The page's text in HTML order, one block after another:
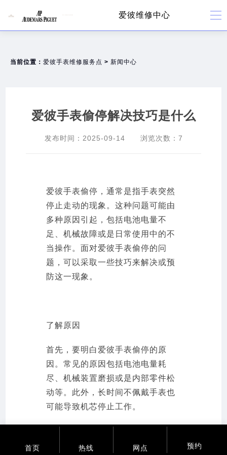
爱彼维修中心
当前位置： 爱彼手表维修服务点 > 新闻中心
爱彼手表偷停解决技巧是什么
发布时间： 2025-09-14 浏览次数： 7
爱彼手表偷停，通常是指手表突然
停止走动的现象。这种问题可能由
多种原因引起，包括电池电量不
足、机械故障或是日常使用中的不
当操作。面对爱彼手表偷停的问
题，可以采取一些技巧来解决或预
防这一现象。
了解原因
首先，要明白爱彼手表偷停的原
因。常见的原因包括电池电量耗
尽、机械装置磨损或是内部零件松
动等。此外，长时间不佩戴手表也
可能导致机芯停止工作。
首页 热线 网点 预约